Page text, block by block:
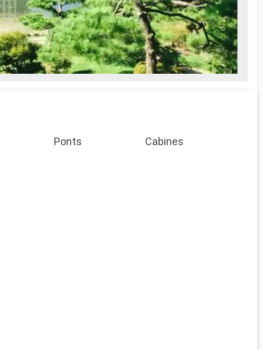
Ponts Cabines